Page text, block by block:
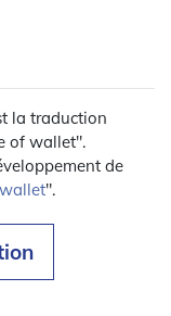
la traduction
of wallet".
de
".